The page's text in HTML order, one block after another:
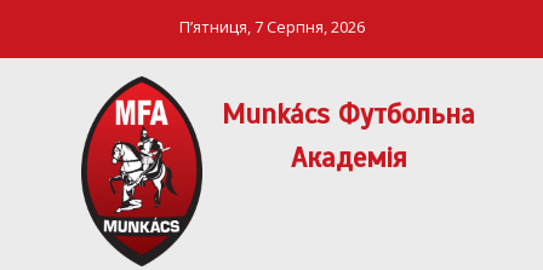
П’ятниця, 7 Серпня, 2026
Munkács Футбольна
Академія